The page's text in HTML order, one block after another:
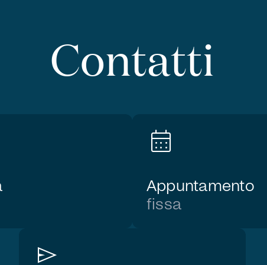
Contatti
calendar_month
Appuntamento
fissa
send